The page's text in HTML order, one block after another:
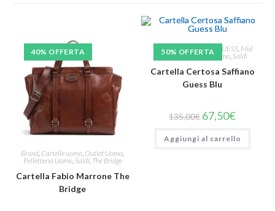
40% OFFERTA
Brand, Cartelle uomo, Outlet Uomo,
Pelletteria Uomo, Saldi, The Bridge
Cartella Fabio Marrone The
Bridge
50% OFFERTA
Brand,Cartelle uomo GUESS, Mid
Season ,Pelletteria Uomo, Saldi
Cartella Certosa Saffiano
Guess Blu
135,00€ 67,50€
Aggiungi al carrello